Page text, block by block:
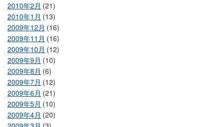
2010年2月 (21)
2010年1月 (13)
2009年12月 (16)
2009年11月 (16)
2009年10月 (12)
2009年9月 (10)
2009年8月 (6)
2009年7月 (12)
2009年6月 (21)
2009年5月 (10)
2009年4月 (20)